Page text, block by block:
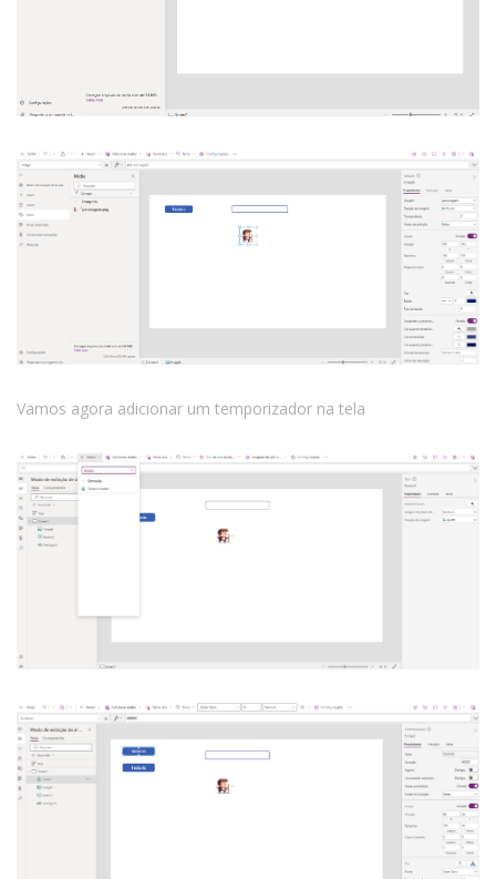
Vamos agora adicionar um temporizador na tela